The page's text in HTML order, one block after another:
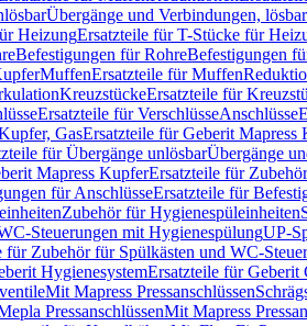
Übergänge und Verbindungen, lösbar
HeizungErsatzteile für T-Stücke für
Befestigungen für RohreBefestigungen
MuffenErsatzteile für Muffen
KreuzstückeErsatzteile für
Ersatzteile für VerschlüsseAnschlüsse
GasErsatzteile für Geberit Mapress
für Übergänge unlösbarÜbergänge
Mapress KupferErsatzteile für
für AnschlüsseErsatzteile für
Zubehör für Hygienespüleinheiten
Steuerungen mit HygienespülungUP-
für Zubehör für Spülkästen und WC-
HygienesystemErsatzteile für Geberit
Mit Mapress Pressanschlüssen
PressanschlüssenMit Mapress